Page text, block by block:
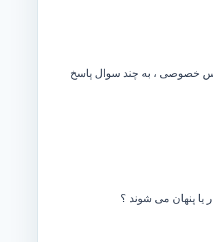
خصوصی ، به چند سوال پاسخ
یا پنهان می شوند ؟